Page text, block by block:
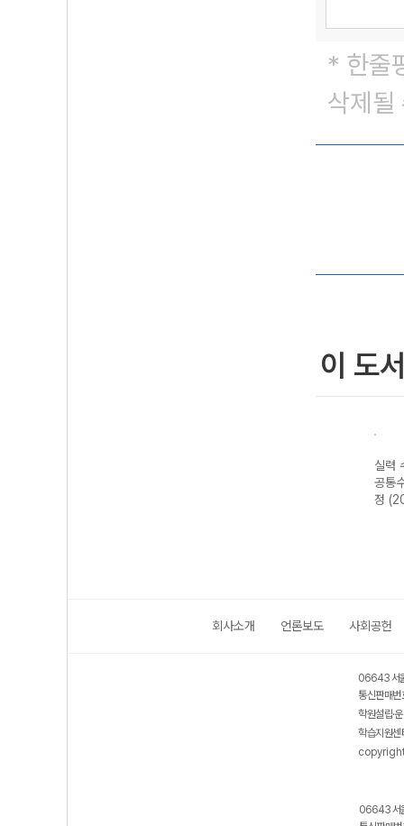
* 한줄
삭제될
이 도
실력
공통
정
회사소개 언론보도 사회공헌
06643 서
통신판매
학원설립·
학습지원
06643 서